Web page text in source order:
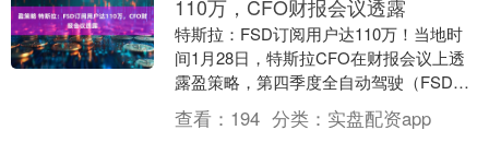
110万，CFO财报会议透露
特斯拉：FSD订阅用户达110万！当地时
间1月28日，特斯拉CFO在财报会议上透
露盈策略，第四季度全自动驾驶（FSD）
的使用率有所提升，全球订阅客户数量达
到11....
查看： 194 分类： 实盘配资app